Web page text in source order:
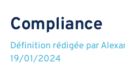
Compliance
Définition rédigée par
19/01/2024